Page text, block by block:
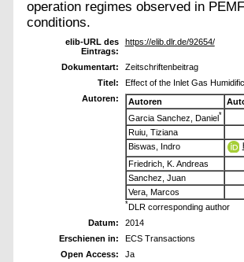
operation regimes observed in
conditions.
elib-URL des
Eintrags:
https://elib.dlr.de/92654/
Dokumentart:
Zeitschriftenbeitrag
Titel:
Effect of the Inlet Gas
Autoren:
Autoren
Garcia Sanchez, Daniel*
Ruiu, Tiziana
Biswas, Indro
Friedrich, K. Andreas
Sanchez, Juan
Vera, Marcos
*DLR corresponding author
Datum:
2014
Erschienen in:
ECS Transactions
Open Access:
Ja